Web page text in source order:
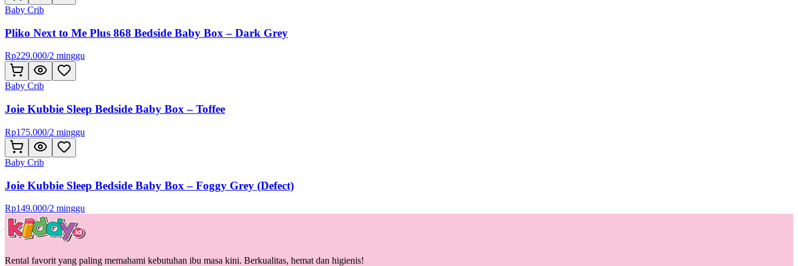
Baby Crib
Pliko Next to Me Plus 868 Bedside Baby Box – Dark Grey
Rp229.000/2 minggu
Baby Crib
Joie Kubbie Sleep Bedside Baby Box – Toffee
Rp175.000/2 minggu
Baby Crib
Joie Kubbie Sleep Bedside Baby Box – Foggy Grey (Defect)
Rp149.000/2 minggu
Rental favorit yang paling memahami kebutuhan ibu masa kini. Berkualitas, hemat dan higienis!